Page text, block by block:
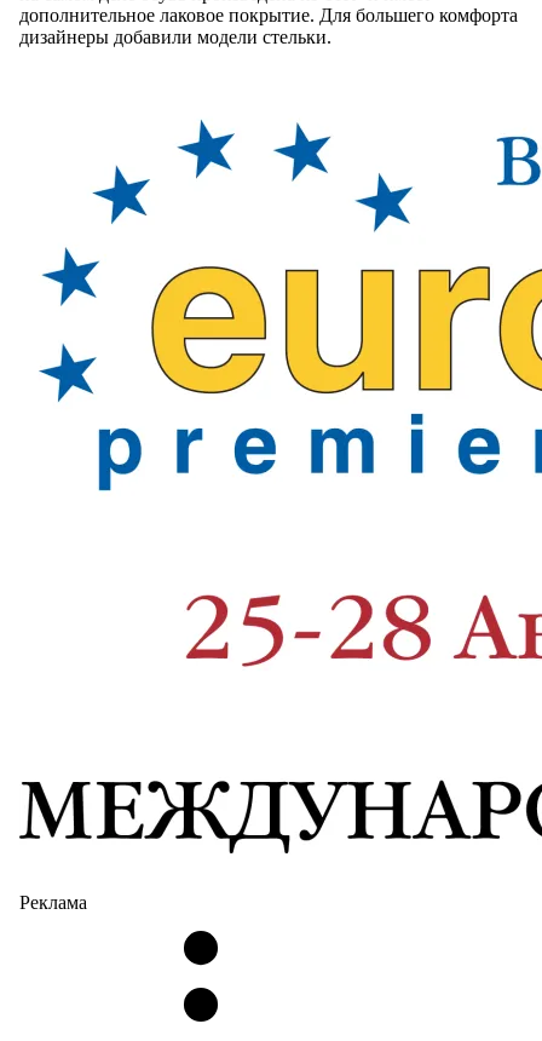
дополнительное лаковое покрытие. Для большего комфорта
дизайнеры добавили модели стельки.
Реклама